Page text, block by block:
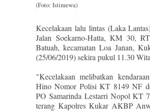
(Foto: Istimewa)
Kecelakaan lalu lintas (Laka
Jalan Soekarno-Hatta, KM 30,
Batuah, kecamatan Loa Janan,
(25/06/2019) sekira pukul 11.30
"Kecelakaan melibatkan
Hino Nomor Polisi KT 8149 NF
PO Samarinda Lestarri Nopol KT
terang Kapolres Kukar AKBP